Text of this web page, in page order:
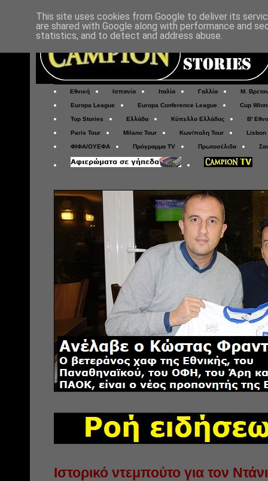
Εθνική Ισπανία Ιταλία Γαλλία Μ.
Europa League Europa Conference League Cup
Top Stories Ελλάδα Κύπελλο Ελλάδος Β'
Paris Tour Milano Tour Κων/πολη Tour Lisbon
ΦΙΦΑ/ΟΥΕΦΑ Πρόγραμμα TV Πρωτοσέλιδα
Ιστορικό ντεμπούτο για τον
This site uses cookies from Google to deliver its
are shared with Google along with performance and
statistics, and to detect and address abuse.